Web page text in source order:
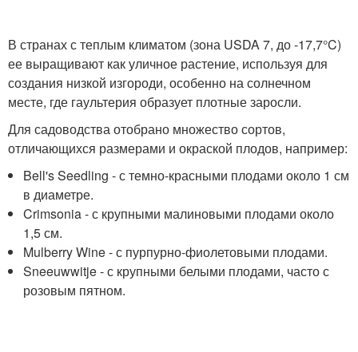
В странах с теплым климатом (зона USDA 7, до -17,7°C)
ее выращивают как уличное растение, используя для
создания низкой изгороди, особенно на солнечном
месте, где гаультерия образует плотные заросли.
Для садоводства отобрано множество сортов,
отличающихся размерами и окраской плодов, например:
Bell's Seedling - с темно-красными плодами около 1 см
в диаметре.
Crimsonia - с крупными малиновыми плодами около
1,5 см.
Mulberry Wine - с пурпурно-фиолетовыми плодами.
Sneeuwwitje - с крупными белыми плодами, часто с
розовым пятном.